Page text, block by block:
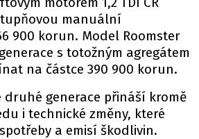
MOTORSPORT
PIT LANE
ČEŠI V AKCI
FIA CEZ & POHÁRY
SCÉNA
manuální
900 korun. Model Roomster
s totožným agregátem
na částce 390 900 korun.
druhé generace přináší kromě
i technické změny, které
a emisí škodlivin.